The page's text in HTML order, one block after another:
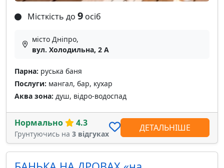
Місткість до 9 осіб
місто Дніпро,
вул. Холодильна, 2 А
Парна: руська баня
Послуги: мангал, бар, кухар
Аква зона: душ, відро-водоспад
Нормально 4.3
Грунтуючись на 3 відгуках
ДЕТАЛЬНІШЕ